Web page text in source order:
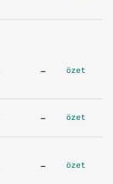
- özet
- özet
- özet